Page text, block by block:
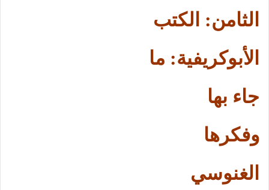
الثامن: الكتب
الأبوكريفية: ما
جاء بها
وفكرها
الغنوسي